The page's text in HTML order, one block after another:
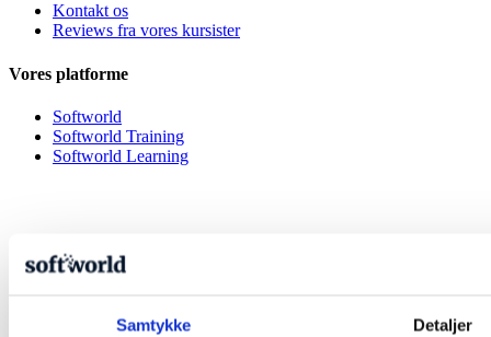
Samtykke Detaljer
Kontakt os
Reviews fra vores kursister
Vores platforme
Softworld
Softworld Training
Softworld Learning